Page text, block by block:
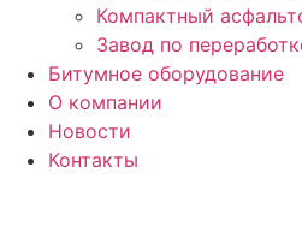
Компактный
Завод по
Битумное оборудование
О компании
Новости
Контакты